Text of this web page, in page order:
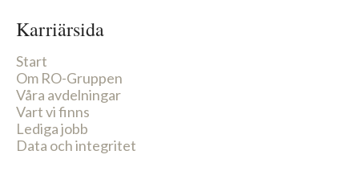
Karriärsida
Start
Om RO-Gruppen
Våra avdelningar
Vart vi finns
Lediga jobb
Data och integritet